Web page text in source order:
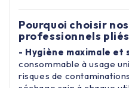
Pourquoi choisir
professionnels pliés
- Hygiène maximale
consommable à usage
risques de